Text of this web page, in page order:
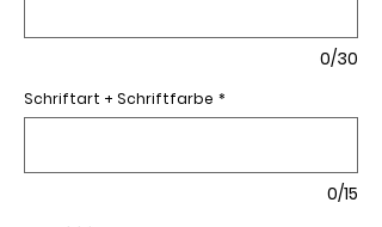
0/30
Schriftart + Schriftfarbe *
0/15